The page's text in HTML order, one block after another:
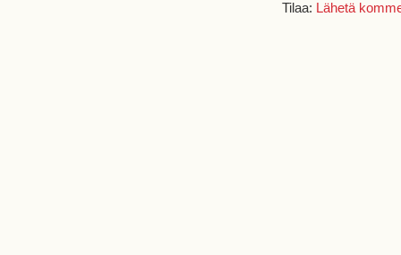
Tilaa: Lähetä